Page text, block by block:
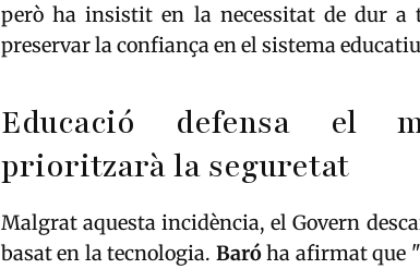
però ha insistit en la necessitat de dur a
preservar la confiança en el sistema
Educació defensa el
prioritzarà la seguretat
Malgrat aquesta incidència, el Govern
basat en la tecnologia. Baróha afirmat que "